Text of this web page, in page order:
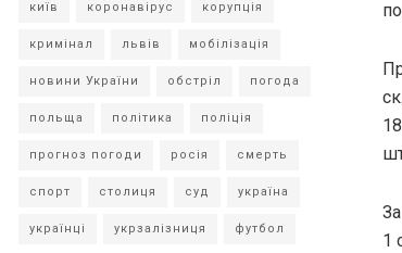
1
київ коронавірус корупція
кримінал львів мобілізація
новини України обстріл погода
польща політика поліція
прогноз погоди росія смерть
спорт столиця суд україна
українці укрзалізниця футбол